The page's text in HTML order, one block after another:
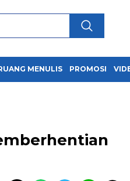
MENULIS PROMOSI